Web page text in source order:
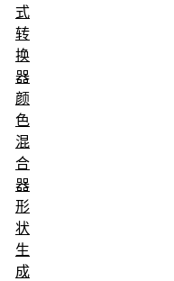
式
转
换
器
颜
色
混
合
器
形
状
生
成